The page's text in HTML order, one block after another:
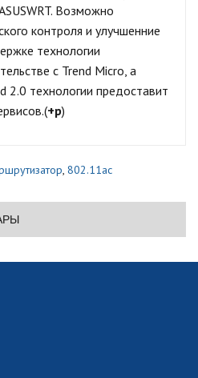
Возможно
контроля и улучшенние
технологии
с Trend Micro, а
2.0 технологии предоставит
+р)
, 802.11ac